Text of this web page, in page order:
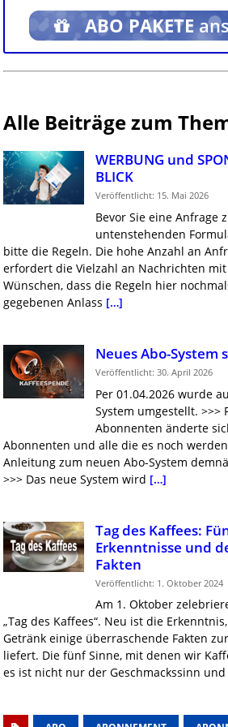
ABO PAKETE
Alle Beiträge zum
WERBUNG und
BLICK
Veröffentlicht: 15. Mai 2026
Bevor Sie eine Anfrage
untenstehenden
bitte die Regeln. Die hohe Anzahl an
erfordert die Vielzahl an Nachrichten
Wünschen, dass die Regeln hier
gegebenen Anlass […]
Neues Abo-System
Veröffentlicht: 30. April 2026
Per 01.04.2026 wurde
System umgestellt. >>>
Abonnenten änderte
Abonnenten und alle die es noch
Anleitung zum neuen Abo-System
>>> Das neue System wird […]
Tag des Kaffees:
Erkenntnisse und
Fakten
Veröffentlicht: 1. Oktober 2024
Am 1. Oktober
„Tag des Kaffees“. Neu ist die
Getränk einige überraschende Fakten
liefert. Die fünf Sinne, mit denen wir
es ist nicht nur der Geschmackssinn und